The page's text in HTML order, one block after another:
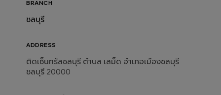
BRANCH
ชลบุรี
ADDRESS
ติดเซ็นทรัลชลบุรี ตำบล เสม็ด อำเภอเมืองชลบุรี
ชลบุรี 20000